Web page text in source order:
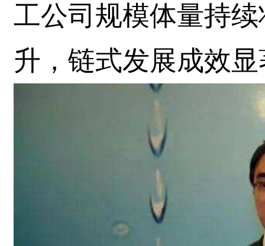
工公司规模体量持
升，链式发展成效